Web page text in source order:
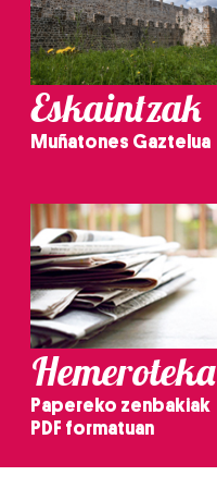
Eskaintzak
Muñatones Gaztelua
Hemeroteka
Papereko zenbakiak
PDF formatuan